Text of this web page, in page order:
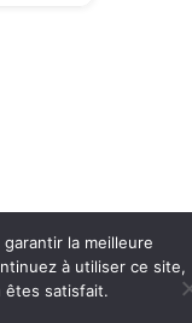
la meilleure
à utiliser ce site,
êtes satisfait.